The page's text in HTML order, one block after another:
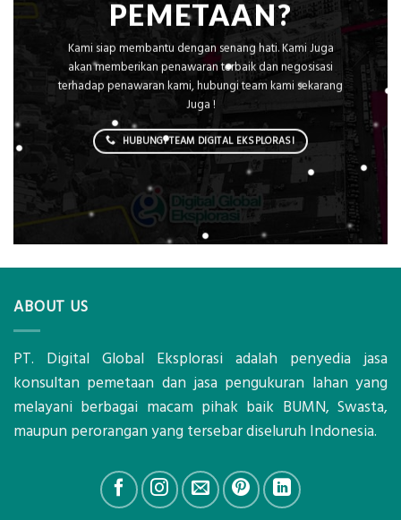
PEMETAAN?
Kami siap membantu dengan senang hati. Kami Juga
akan memberikan penawaran terbaik dan negosisasi
terhadap penawaran kami, hubungi team kami sekarang
Juga !
HUBUNGI TEAM DIGITAL EKSPLORASI
ABOUT US
PT. Digital Global Eksplorasi adalah penyedia jasa
konsultan pemetaan dan jasa pengukuran lahan yang
melayani berbagai macam pihak baik BUMN, Swasta,
maupun perorangan yang tersebar diseluruh Indonesia.